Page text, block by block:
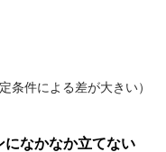
件による差が大きい）
になかなか立てない